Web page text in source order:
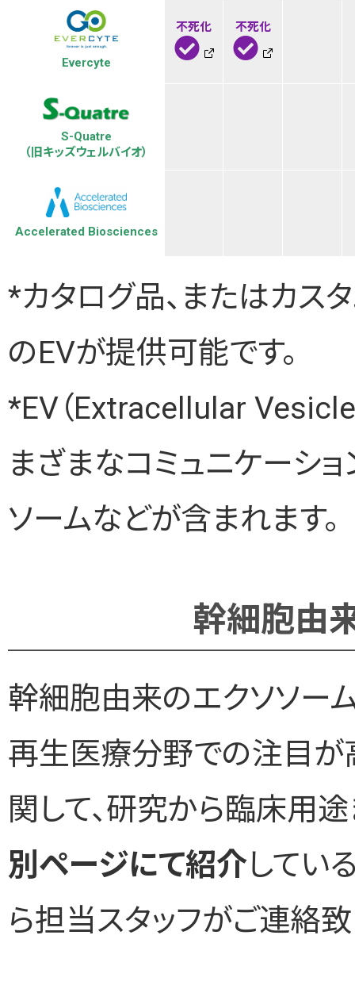
Evercyte
不死化 不死化
S-Quatre
（旧キッズウェルバイオ）
Accelerated Biosciences
*カタログ品、またはカス
のEVが提供可能です。
*EV（Extracellular
まざまなコミュニケーシ
ソームなどが含まれます。
幹細胞由
幹細胞由来のエクソソー
再生医療分野での注目が
関して、研究から臨床用
別ページにて紹介してい
ら担当スタッフがご連絡致